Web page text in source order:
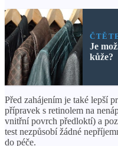
Je
kůže?
Před zahájením je také lepší
přípravek s retinolem na
vnitřní povrch předloktí) a
test nezpůsobí žádné
do péče.